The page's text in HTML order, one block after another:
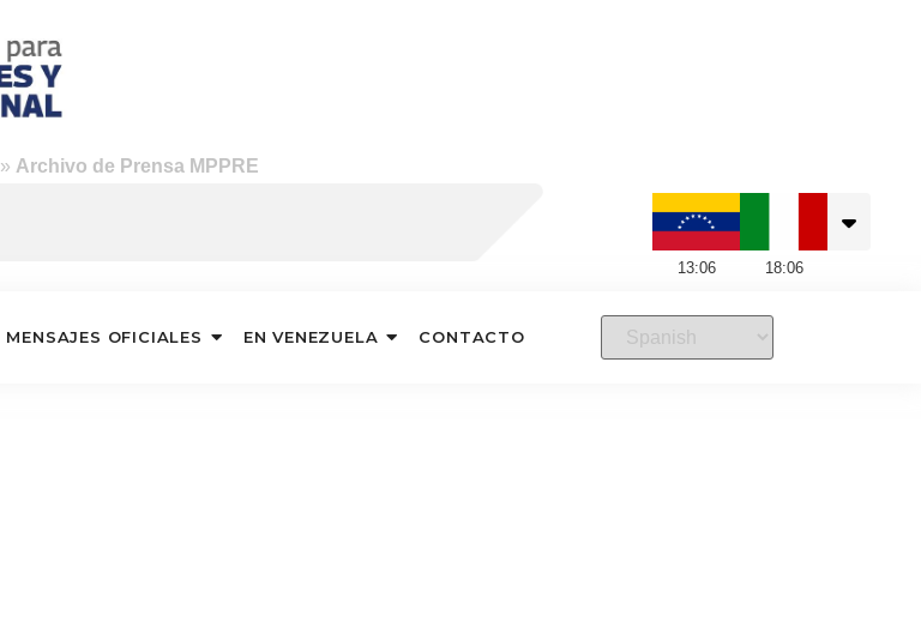
» Archivo de Prensa MPPRE
13:06 18:06
MENSAJES OFICIALES EN VENEZUELA CONTACTO